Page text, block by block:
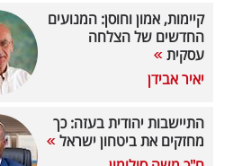
קיימות, אמון וחוסן: המנועים
החדשים של הצלחה
עסקית
יאיר אבידן
התיישבות יהודית בעזה: כך
מחזקים את ביטחון ישראל